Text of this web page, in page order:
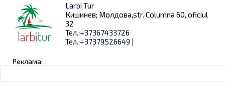
Larbi Tur
Кишинев; Молдова,str. Columna 60, oficiul
32
Тел.:+37367433726
Тел.:+37379526649 |
Реклама: